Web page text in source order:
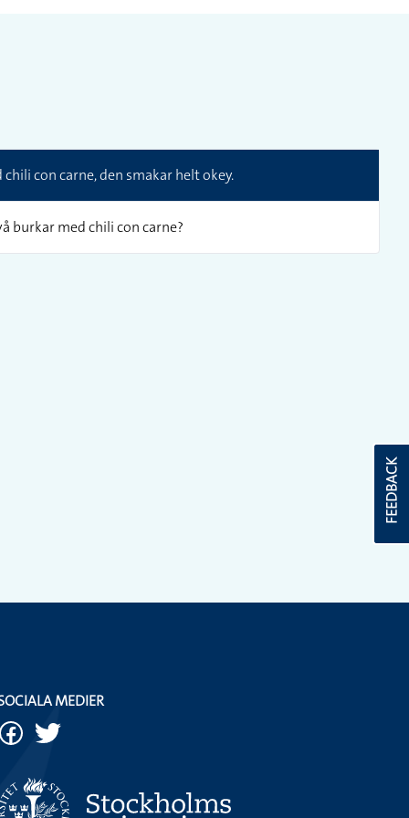
con carne, den smakar helt okey.
burkar med chili con carne?
FEEDBACK
MEDIER